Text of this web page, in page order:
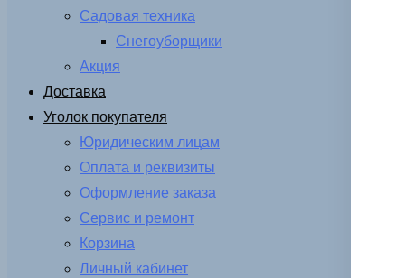
Садовая техника
Снегоуборщики
Акция
Доставка
Уголок покупателя
Юридическим лицам
Оплата и реквизиты
Оформление заказа
Сервис и ремонт
Корзина
Личный кабинет